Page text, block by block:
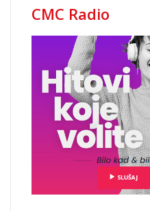
CMC Radio